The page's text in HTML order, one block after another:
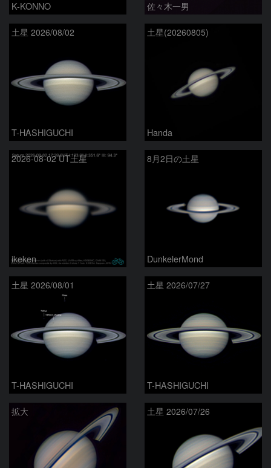
K-KONNO 佐々木一男
土星 2026/08/02
T-HASHIGUCHI
土星(20260805)
Handa
2026-08-02 UT土星
ikeken
8月2日の土星
DunkelerMond
土星 2026/08/01
T-HASHIGUCHI
土星 2026/07/27
T-HASHIGUCHI
拡大 土星 2026/07/26